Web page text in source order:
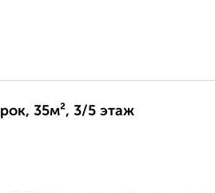
35м², 3/5 этаж